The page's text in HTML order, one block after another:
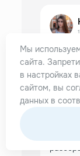
Всего
Карта
моих
Мы
сайта.
в настройках
сайтом, вы
данных в